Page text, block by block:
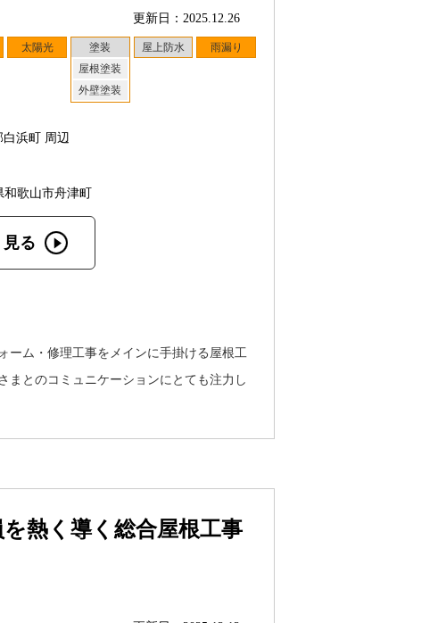
更新日：2025.12.26
太陽光
塗装
屋根塗装
外壁塗装
屋上防水 雨漏り
浜町 周辺
歌山市舟津町
見る
ーム・修理工事をメインに手掛ける屋根工
まとのコミュニケーションにとても注力し
熱く導く総合屋根工事